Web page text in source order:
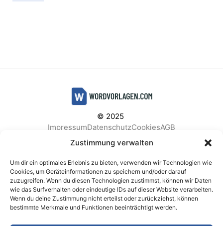
Zustimmung verwalten
Um dir ein optimales Erlebnis zu bieten, verwenden wir Technologien wie
Cookies, um Geräteinformationen zu speichern und/oder darauf
zuzugreifen. Wenn du diesen Technologien zustimmst, können wir Daten
wie das Surfverhalten oder eindeutige IDs auf dieser Website verarbeiten.
Wenn du deine Zustimmung nicht erteilst oder zurückziehst, können
bestimmte Merkmale und Funktionen beeinträchtigt werden.
© 2025
ImpressumDatenschutzCookiesAGB
Facebook
Instagram
BELIEBTE KATEGORIEN
Berichte & Analysen Business
Einkauf & Beschaffung